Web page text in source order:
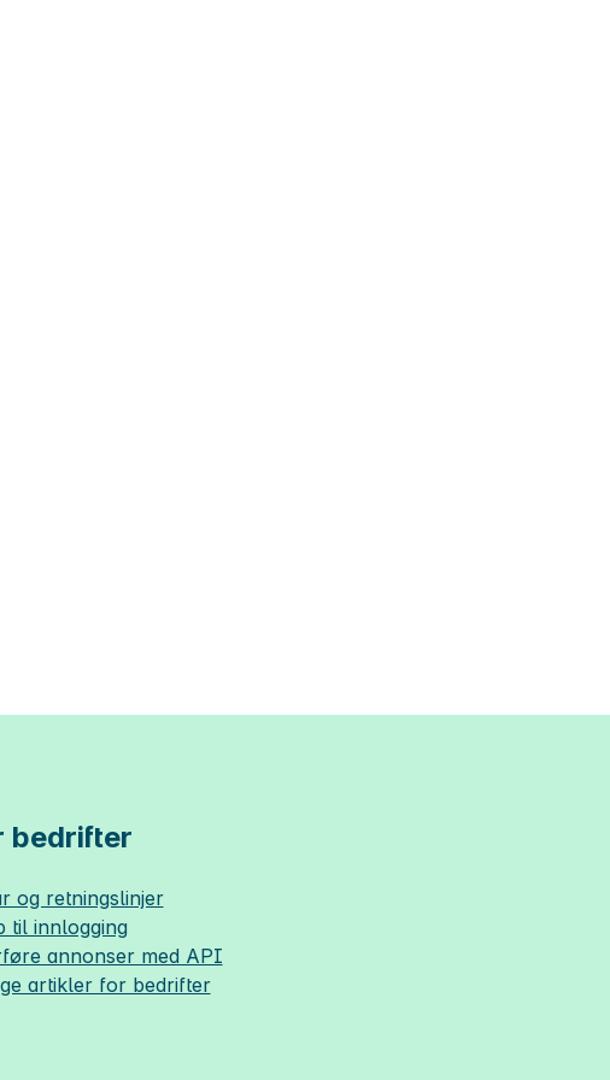
bedrifter
og retningslinjer
til innlogging
annonser med API
artikler for bedrifter